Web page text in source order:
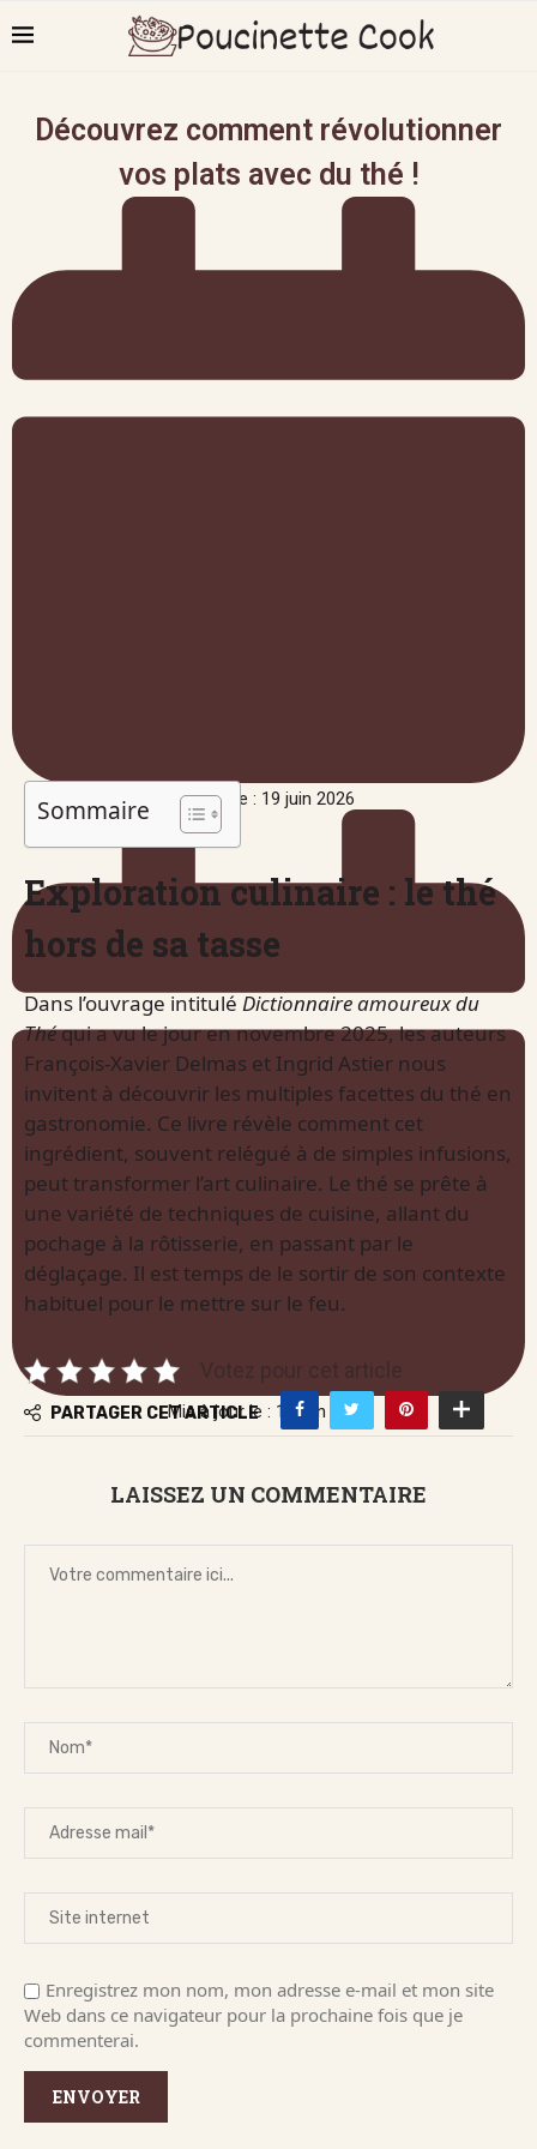
Découvrez comment révolutionner
vos plats avec du thé !
Publié le : 19 juin 2026
Mis à jour le : 19 juin 2026
Sommaire
Exploration culinaire : le thé
hors de sa tasse
Dans l’ouvrage intitulé Dictionnaire amoureux du
Théqui a vu le jour en novembre 2025, les auteurs
François-Xavier Delmas et Ingrid Astier nous
invitent à découvrir les multiples facettes du thé en
gastronomie. Ce livre révèle comment cet
ingrédient, souvent relégué à de simples infusions,
peut transformer l’art culinaire. Le thé se prête à
une variété de techniques de cuisine, allant du
pochage à la rôtisserie, en passant par le
déglaçage. Il est temps de le sortir de son contexte
habituel pour le mettre sur le feu.
Votez pour cet article
PARTAGER CET ARTICLE
LAISSEZ UN COMMENTAIRE
Enregistrez mon nom, mon adresse e-mail et mon site
Web dans ce navigateur pour la prochaine fois que je
commenterai.